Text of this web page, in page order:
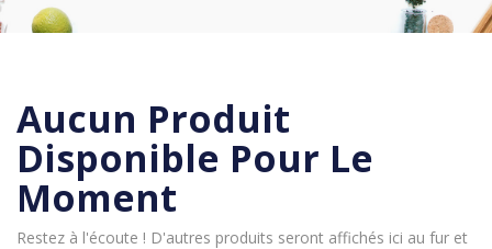
Aucun Produit
Disponible Pour Le
Moment
Restez à l'écoute ! D'autres produits seront affichés ici au fur et